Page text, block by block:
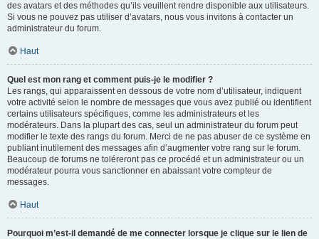
des avatars et des méthodes qu’ils veuillent rendre disponible aux utilisateurs.
Si vous ne pouvez pas utiliser d’avatars, nous vous invitons à contacter un
administrateur du forum.
Haut
Quel est mon rang et comment puis-je le modifier ?
Les rangs, qui apparaissent en dessous de votre nom d’utilisateur, indiquent
votre activité selon le nombre de messages que vous avez publié ou identifient
certains utilisateurs spécifiques, comme les administrateurs et les
modérateurs. Dans la plupart des cas, seul un administrateur du forum peut
modifier le texte des rangs du forum. Merci de ne pas abuser de ce système en
publiant inutilement des messages afin d’augmenter votre rang sur le forum.
Beaucoup de forums ne toléreront pas ce procédé et un administrateur ou un
modérateur pourra vous sanctionner en abaissant votre compteur de
messages.
Haut
Pourquoi m’est-il demandé de me connecter lorsque je clique sur le lien de